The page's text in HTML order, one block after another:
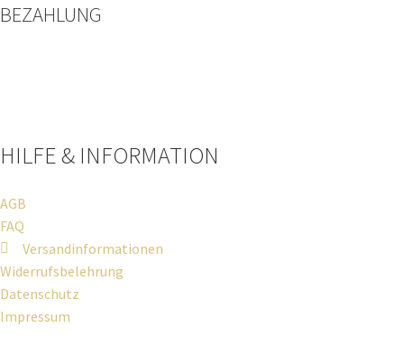
BEZAHLUNG
HILFE & INFORMATION​
AGB
FAQ
Versandinformationen
Widerrufsbelehrung
Datenschutz
Impressum